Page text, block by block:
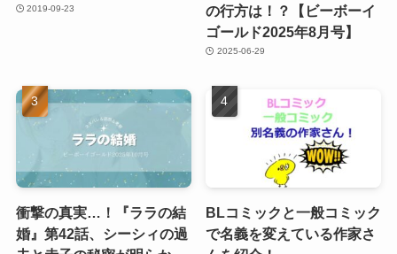
2019-09-23
の行方は！？【ビーボーイ
ゴールド2025年8月号】
2025-06-29
衝撃の真実…！『ララの結
婚』第42話、シーシィの過
BLコミックと一般コミック
で名義を変えている作家さ